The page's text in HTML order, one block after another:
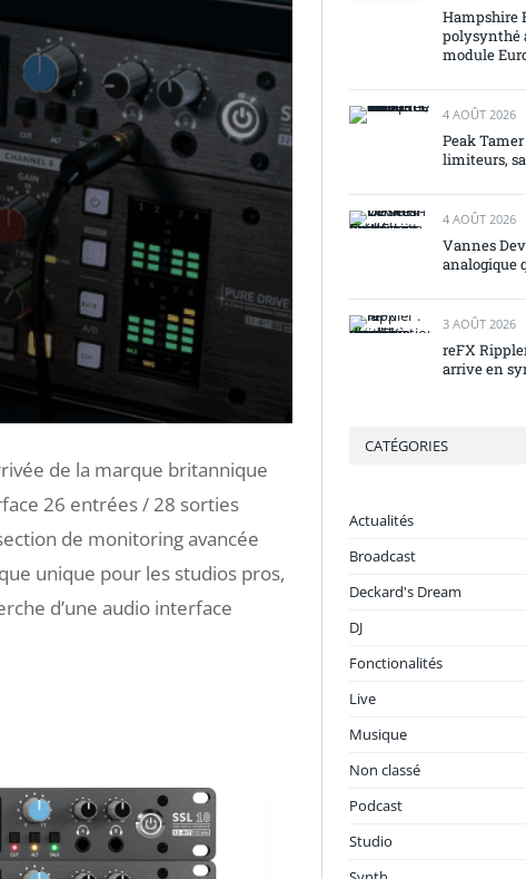
de la marque britannique
26 entrées / 28 sorties
de monitoring avancée
unique pour les studios pros,
d’une audio interface
Hampshire
polysynthé
module
4 AOÛT 2026
Peak
limiteurs,
4 AOÛT 2026
Vannes
analogique
3 AOÛT 2026
reFX
arrive en
CATÉGORIES
Actualités
Broadcast
Deckard's Dream
DJ
Fonctionalités
Live
Musique
Non classé
Podcast
Studio